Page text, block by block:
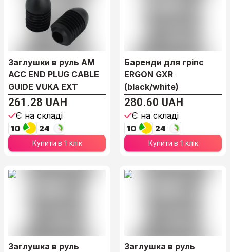
Заглушки в руль AM
ACC END PLUG CABLE
GUIDE VUKA EXT
261.28 UAH
Є на складі
10 24
Купити в 1 клік
Баренди для гріпс
ERGON GXR
(black/white)
280.60 UAH
Є на складі
10 24
Купити в 1 клік
Заглушка в руль
Заглушка в руль